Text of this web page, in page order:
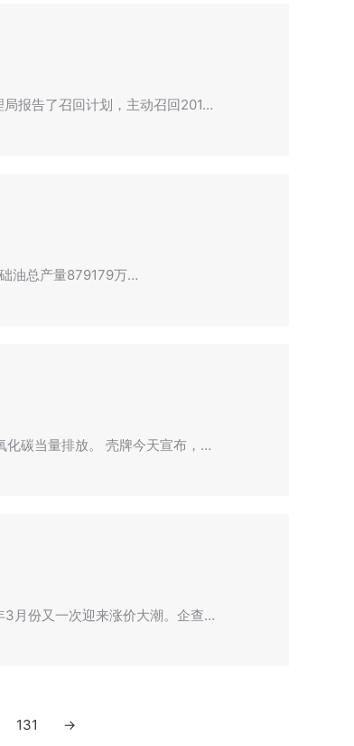
报告了召回计划，主动召回201…
油总产量879179万…
化碳当量排放。 壳牌今天宣布，…
3月份又一次迎来涨价大潮。企查…
131 →